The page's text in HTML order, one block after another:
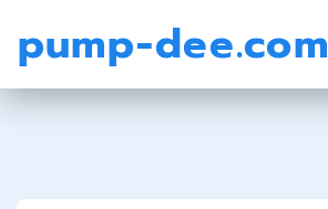
pump-dee.com